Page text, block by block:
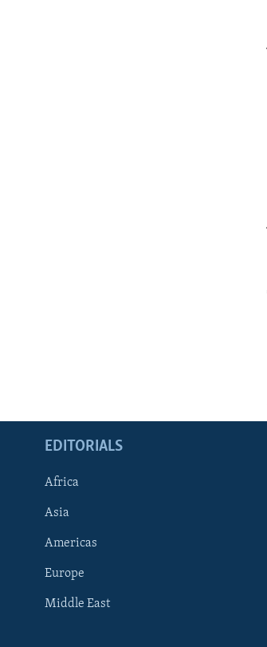
EDITORIALS
Africa
Asia
Americas
Europe
Middle East